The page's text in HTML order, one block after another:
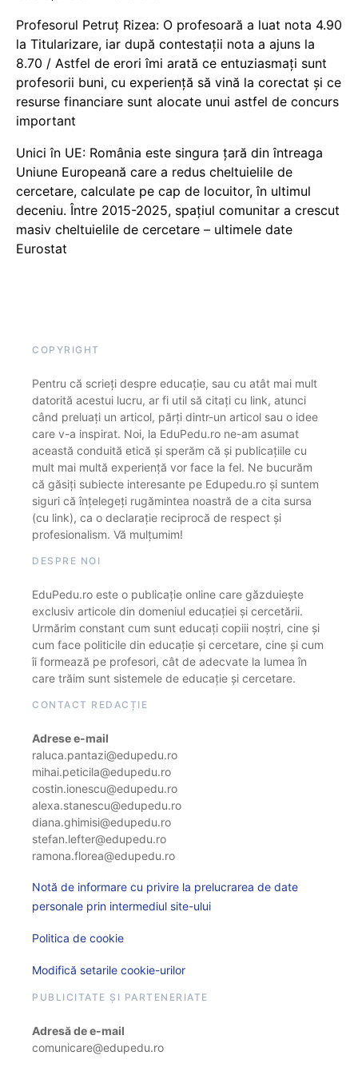
Profesorul Petruț Rizea: O profesoară a luat nota 4.90
la Titularizare, iar după contestații nota a ajuns la
8.70 / Astfel de erori îmi arată ce entuziasmați sunt
profesorii buni, cu experiență să vină la corectat și ce
resurse financiare sunt alocate unui astfel de concurs
important
Unici în UE: România este singura țară din întreaga
Uniune Europeană care a redus cheltuielile de
cercetare, calculate pe cap de locuitor, în ultimul
deceniu. Între 2015-2025, spațiul comunitar a crescut
masiv cheltuielile de cercetare – ultimele date
Eurostat
COPYRIGHT
Pentru că scrieți despre educație, sau cu atât mai mult
datorită acestui lucru, ar fi util să citați cu link, atunci
când preluați un articol, părți dintr-un articol sau o idee
care v-a inspirat. Noi, la EduPedu.ro ne-am asumat
această conduită etică și sperăm că și publicațiile cu
mult mai multă experiență vor face la fel. Ne bucurăm
că găsiți subiecte interesante pe Edupedu.ro și suntem
siguri că înțelegeți rugămintea noastră de a cita sursa
(cu link), ca o declarație reciprocă de respect și
profesionalism. Vă mulțumim!
DESPRE NOI
EduPedu.ro este o publicație online care găzduiește
exclusiv articole din domeniul educației și cercetării.
Urmărim constant cum sunt educați copiii noștri, cine și
cum face politicile din educație și cercetare, cine și cum
îi formează pe profesori, cât de adecvate la lumea în
care trăim sunt sistemele de educație și cercetare.
CONTACT REDACȚIE
Adrese e-mail
raluca.pantazi@edupedu.ro
mihai.peticila@edupedu.ro
costin.ionescu@edupedu.ro
alexa.stanescu@edupedu.ro
diana.ghimisi@edupedu.ro
stefan.lefter@edupedu.ro
ramona.florea@edupedu.ro
Notă de informare cu privire la prelucrarea de date
personale prin intermediul site-ului
Politica de cookie
Modifică setarile cookie-urilor
PUBLICITATE ȘI PARTENERIATE
Adresă de e-mail
comunicare@edupedu.ro